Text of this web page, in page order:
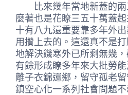
比來幾年當地新蓋的兩
麼著也是花瞭三五十萬蓋
十有八九還重要靠多年外
用攢上去的。這還真不是
地解決饑寒外已所剩無幾
有餘形成瞭多年來大批勞
離子衣錦還鄉，留守孤老
鎮空心化一系列社會問題